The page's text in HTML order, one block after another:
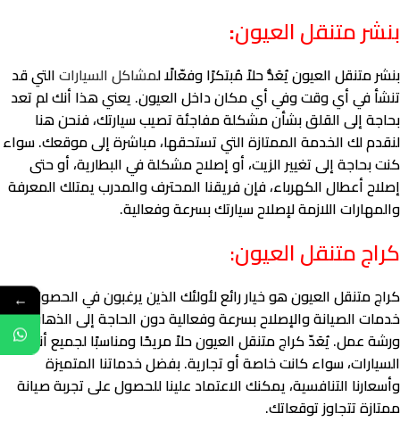
بنشر متنقل العيون:
بنشر متنقل العيون يُعَدُّ حلاً مُبتكرًا وفعّالًا لمشاكل السياراتالتي قد
تنشأ في أي وقت وفي أي مكان داخل العيون. يعني هذا أنك لم تعد
بحاجة إلى القلق بشأن مشكلة مفاجئة تصيب سيارتك، فنحن هنا
لنقدم لك الخدمة الممتازة التي تستحقها، مباشرة إلى موقعك. سواء
كنت بحاجة إلى تغيير الزيت، أو إصلاح مشكلة في البطارية، أو حتى
إصلاح أعطال الكهرباء، فإن فريقنا المحترف والمدرب يمتلك المعرفة
والمهارات اللازمة لإصلاح سيارتك بسرعة وفعالية.
كراج متنقل العيون:
كراج متنقل العيون هو خيار رائع لأولئك الذين يرغبون في الحصول على
خدمات الصيانة والإصلاح بسرعة وفعالية دون الحاجة إلى الذهاب إلى
ورشة عمل. يُعَدّ كراج متنقل العيون حلاً مريحًا ومناسبًا لجميع أنواع
السيارات، سواء كانت خاصة أو تجارية. بفضل خدماتنا المتميزة
وأسعارنا التنافسية، يمكنك الاعتماد علينا للحصول على تجربة صيانة
ممتازة تتجاوز توقعاتك.
←